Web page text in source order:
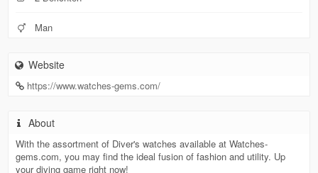
Man
Website
https://www.watches-gems.com/
About
With the assortment of Diver's watches available at Watches-
gems.com, you may find the ideal fusion of fashion and utility. Up
your diving game right now!